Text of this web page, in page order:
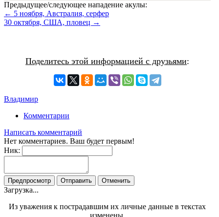
Предыдущее/следующее нападение акулы:
← 5 ноября, Австралия, серфер
30 октября, США, пловец →
Поделитесь этой информацией с друзьями:
Владимир
Комментарии
Написать комментарий
Нет комментариев. Ваш будет первым!
Ник:
Загрузка...
Из уважения к пострадавшим их личные данные в текстах
изменены.